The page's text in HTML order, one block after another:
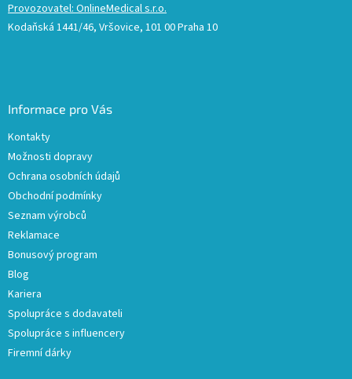
Provozovatel: OnlineMedical s.r.o.
Kodaňská 1441/46, Vršovice, 101 00 Praha 10
Informace pro Vás
Kontakty
Možnosti dopravy
Ochrana osobních údajů
Obchodní podmínky
Seznam výrobců
Reklamace
Bonusový program
Blog
Kariera
Spolupráce s dodavateli
Spolupráce s influencery
Firemní dárky